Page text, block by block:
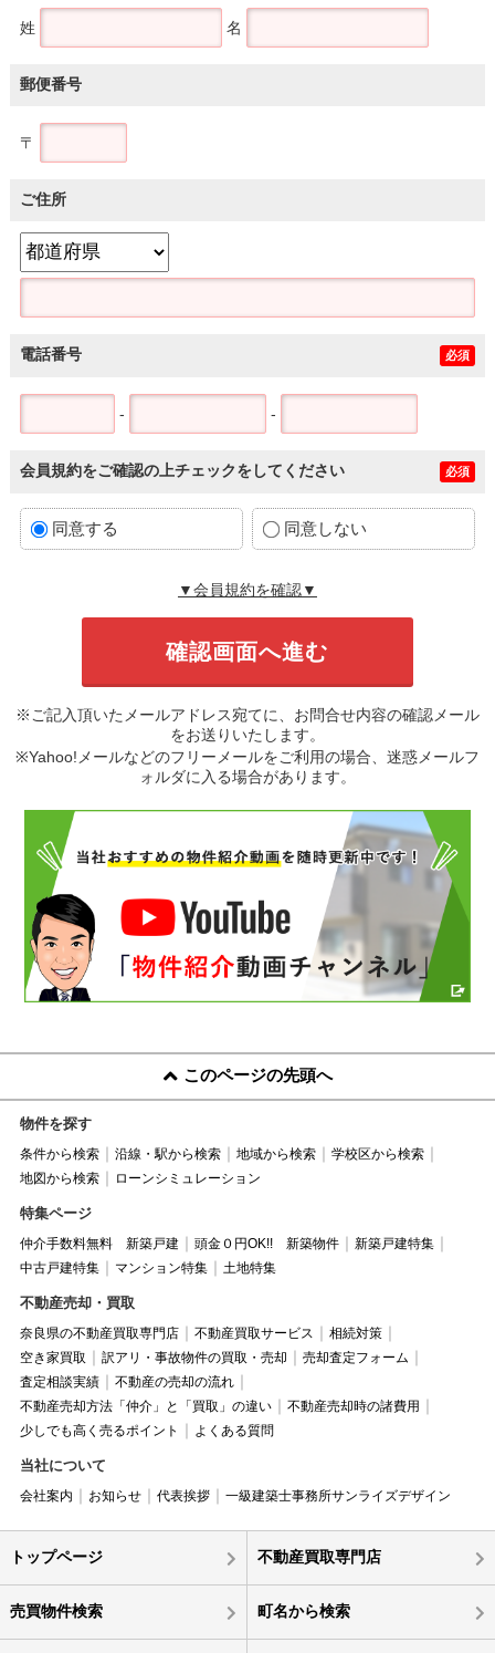
姓 名
郵便番号
〒
ご住所
電話番号 必須
- -
会員規約をご確認の上チェックをしてください 必須
同意する 同意しない
▼会員規約を確認▼
※ご記入頂いたメールアドレス宛てに、お問合せ内容の確認メール
をお送りいたします。
※Yahoo!メールなどのフリーメールをご利用の場合、迷惑メールフ
ォルダに入る場合があります。
このページの先頭へ
物件を探す
条件から検索 沿線・駅から検索 地域から検索
学校区から検索
地図から検索
ローンシミュレーション
特集ページ
仲介手数料無料 新築戸建 頭金０円OK!! 新築物件
新築戸建特集
中古戸建特集
マンション特集 土地特集
不動産売却・買取
奈良県の不動産買取専門店 不動産買取サービス
相続対策
空き家買取
訳アリ・事故物件の買取・売却
売却査定フォーム
査定相談実績
不動産の売却の流れ
不動産売却方法「仲介」と「買取」の違い
不動産売却時の諸費用
少しでも高く売るポイント
よくある質問
当社について
会社案内 お知らせ 代表挨拶 一級建築士事務所サンライズデザイン
トップページ 不動産買取専門店
売買物件検索 町名から検索